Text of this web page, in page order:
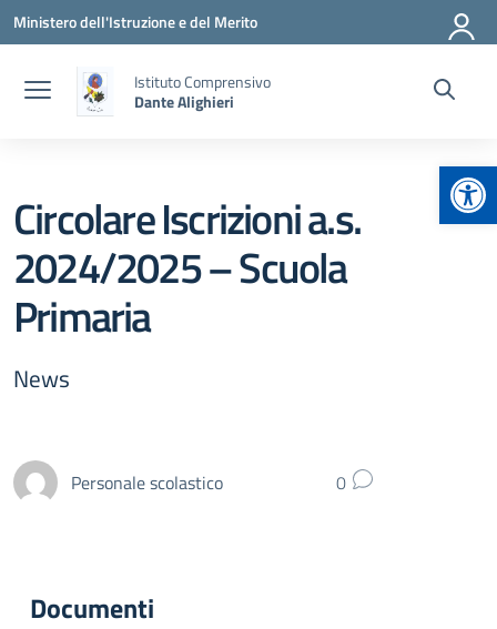
Vai ai contenuti
Vai al menu di navigazione
Vai al footer
Ministero dell'Istruzione e del Merito
Istituto Comprensivo
Dante Alighieri
Circolare Iscrizioni a.s.
2024/2025 – Scuola
Primaria
News
Personale scolastico 0
Documenti